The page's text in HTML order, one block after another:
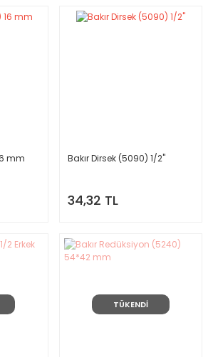
mm
Bakır Dirsek (5090) 1/2''
34,32 TL
TÜKENDİ